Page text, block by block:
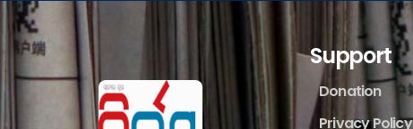
Support
Donation
Privacy Policy